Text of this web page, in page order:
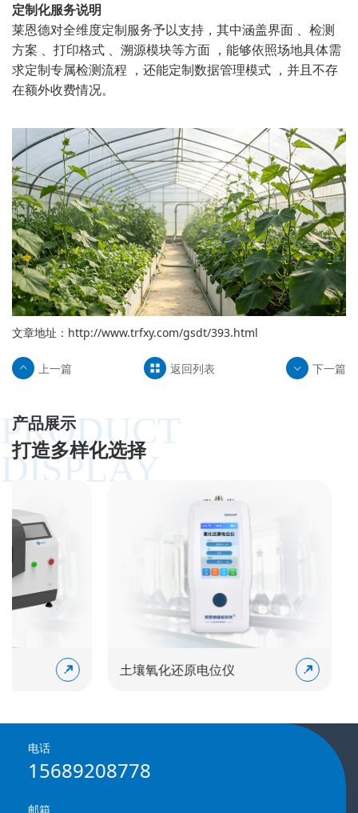
定制化服务说明
莱恩德对全维度定制服务予以支持，其中涵盖界面 、检测
方案 、打印格式 、溯源模块等方面 ，能够依照场地具体需
求定制专属检测流程 ，还能定制数据管理模式 ，并且不存
在额外收费情况。
文章地址： http://www.trfxy.com/gsdt/393.html
上一篇 返回列表 下一篇
产品展示
打造多样化选择
PRODUCT
DISPLAY
土壤氧化还原电位仪
电话
15689208778
邮箱